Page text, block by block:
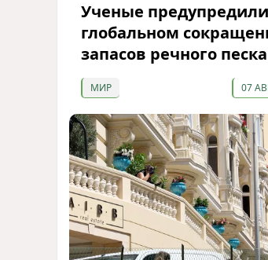
Ученые
глобальном
запасов речного песка
МИР 07